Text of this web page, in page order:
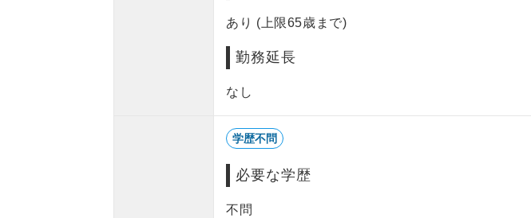
あり (上限65歳まで)
勤務延長
なし
学歴不問
必要な学歴
不問